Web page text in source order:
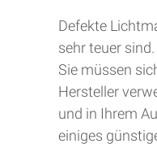
Defekte
sehr teuer
Sie müssen
Hersteller
und in Ihrem
einiges